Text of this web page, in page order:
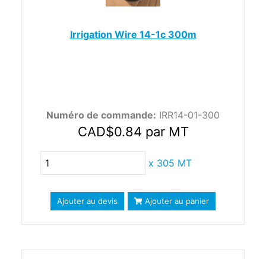
Irrigation Wire 14-1c 300m
Numéro de commande: IRR14-01-300
CAD$0.84 par MT
x 305 MT
Ajouter au devis Ajouter au panier